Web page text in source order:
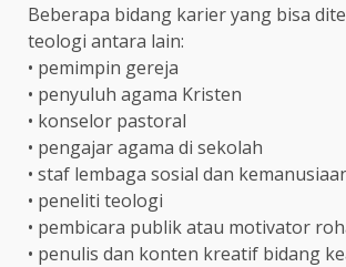
Beberapa bidang karier yang bisa
teologi antara lain:
• pemimpin gereja
• penyuluh agama Kristen
• konselor pastoral
• pengajar agama di sekolah
• staf lembaga sosial dan
• peneliti teologi
• pembicara publik atau motivator
• penulis dan konten kreatif bidang